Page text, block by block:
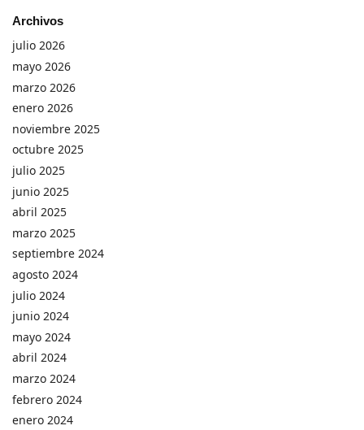
Archivos
julio 2026
mayo 2026
marzo 2026
enero 2026
noviembre 2025
octubre 2025
julio 2025
junio 2025
abril 2025
marzo 2025
septiembre 2024
agosto 2024
julio 2024
junio 2024
mayo 2024
abril 2024
marzo 2024
febrero 2024
enero 2024